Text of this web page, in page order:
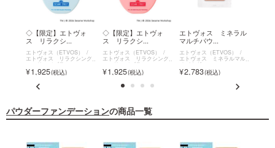
◇【限定】エトヴォ
ス リラクシ...
エトヴォス（ETVOS）
エトヴォス リラクシング
マッサージブラシ
1,925
◇【限定】エトヴォ
ス リラクシ...
エトヴォス（ETVOS）
エトヴォス リラクシング
マッサージブラシ
1,925
エトヴォス ミネラル
マルチパウ...
エトヴォス（ETVOS）
エトヴォス ミネラルマル
チパウダー
2,783
パウダーファンデーションの商品一覧